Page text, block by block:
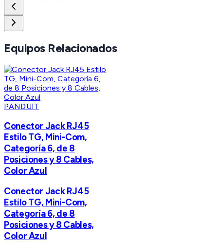
Equipos Relacionados
PANDUIT
Conector Jack RJ45
Estilo TG, Mini-Com,
Categoría 6, de 8
Posiciones y 8 Cables,
Color Azul
Conector Jack RJ45
Estilo TG, Mini-Com,
Categoría 6, de 8
Posiciones y 8 Cables,
Color Azul